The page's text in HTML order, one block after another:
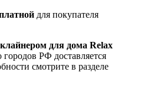
для покупателя
для дома Relax
РФ доставляется
смотрите в разделе